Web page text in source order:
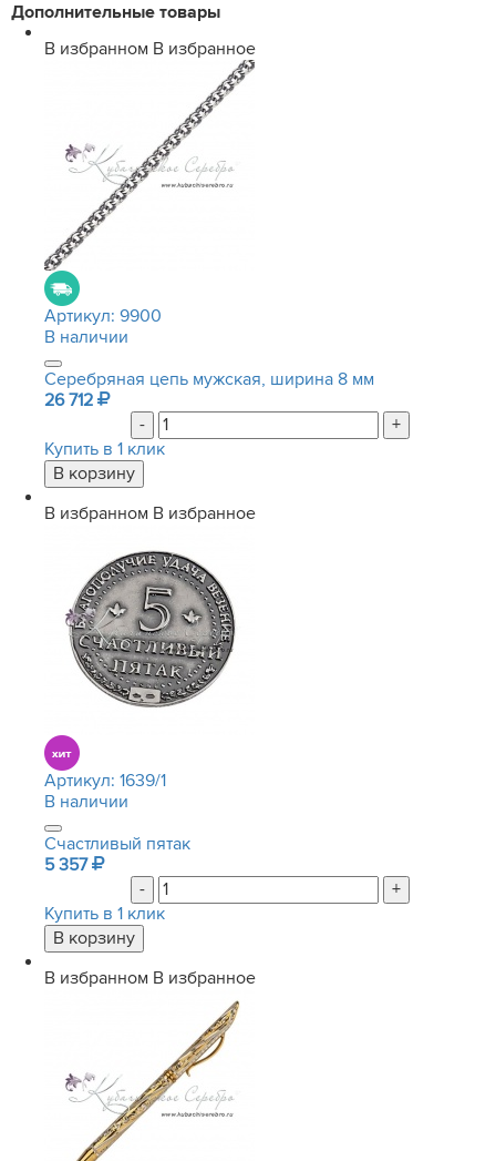
Дополнительные товары
В избранном В избранное
Артикул: 9900
В наличии
Серебряная цепь мужская, ширина 8 мм
26 712
-
+
Купить в 1 клик
В избранном В избранное
Артикул: 1639/1
В наличии
Счастливый пятак
5 357
-
+
Купить в 1 клик
В избранном В избранное